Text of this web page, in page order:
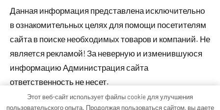
Данная информация представлена исключительно
в ознакомительных целях для помощи посетителям
сайта в поиске необходимых товаров и компаний. Не
является рекламой! За неверную и изменившуюся
информацию Администрация сайта
ответственность не несет.
Этот веб-сайт использует файлы cookie для улучшения
пользовательского опыта. Продолжая пользоваться сайтом, вы даете